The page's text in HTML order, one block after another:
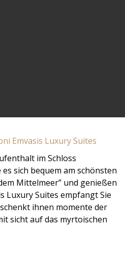
im Schloss
sich bequem am schönsten
Mittelmeer” und genießen
Luxury Suites empfangt Sie
ihnen momente der
sicht auf das myrtoischen